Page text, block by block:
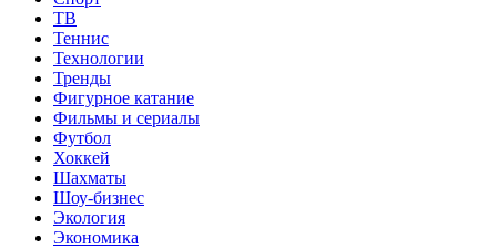
ТВ
Теннис
Технологии
Тренды
Фигурное катание
Фильмы и сериалы
Футбол
Хоккей
Шахматы
Шоу-бизнес
Экология
Экономика